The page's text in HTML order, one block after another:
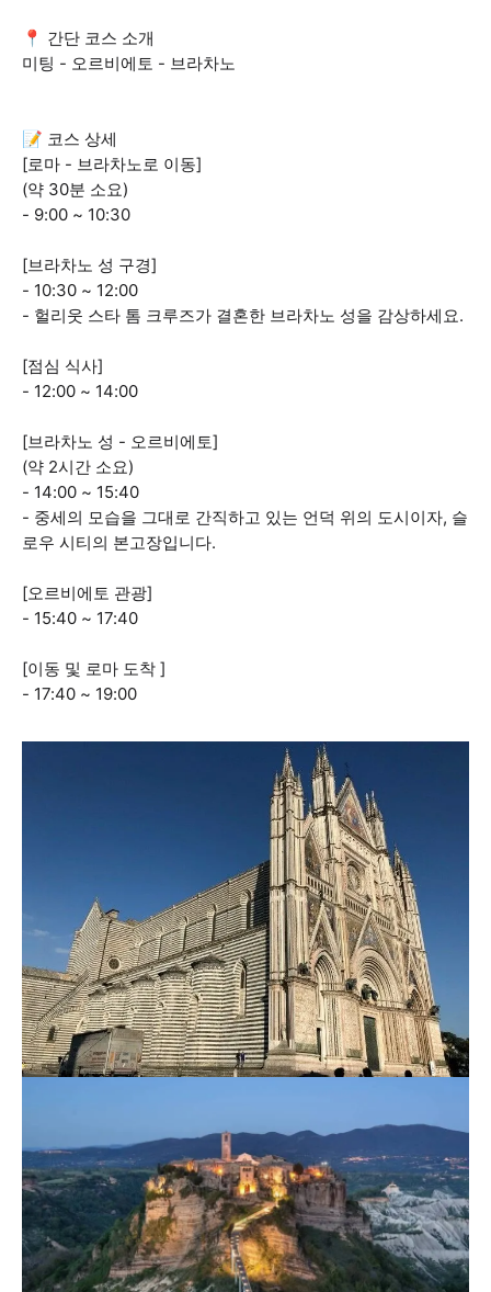
📍 간단 코스 소개
미팅 - 오르비에토 - 브라차노
📝 코스 상세
[로마 - 브라차노로 이동]
(약 30분 소요)
- 9:00 ~ 10:30
[브라차노 성 구경]
- 10:30 ~ 12:00
- 헐리웃 스타 톰 크루즈가 결혼한 브라차노 성을 감상하세요.
[점심 식사]
- 12:00 ~ 14:00
[브라차노 성 - 오르비에토]
(약 2시간 소요)
- 14:00 ~ 15:40
- 중세의 모습을 그대로 간직하고 있는 언덕 위의 도시이자, 슬
로우 시티의 본고장입니다.
[오르비에토 관광]
- 15:40 ~ 17:40
[이동 및 로마 도착 ]
- 17:40 ~ 19:00